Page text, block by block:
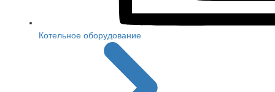
Котельное оборудование